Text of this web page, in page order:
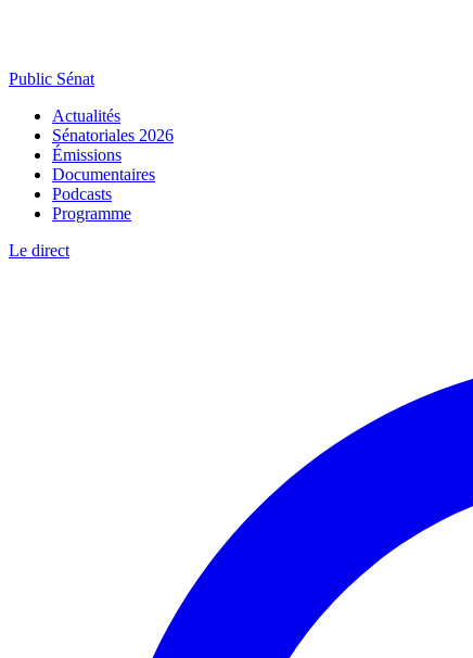
Public Sénat
Actualités
Sénatoriales 2026
Émissions
Documentaires
Podcasts
Programme
Le direct